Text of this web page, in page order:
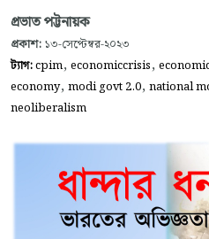
প্রভাত পট্টনায়ক
প্রকাশ: ১৩-সেপ্টেম্বর-২০২৩
ট্যাগ:cpim, economiccrisis,
economy, modi govt 2.0, national
neoliberalism